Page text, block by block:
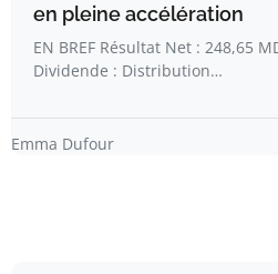
en pleine accélération
EN BREF Résultat Net : 248,65
Dividende : Distribution…
Emma Dufour